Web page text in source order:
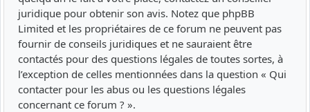
juridique pour obtenir son avis. Notez que phpBB
Limited et les propriétaires de ce forum ne peuvent pas
fournir de conseils juridiques et ne sauraient être
contactés pour des questions légales de toutes sortes, à
l’exception de celles mentionnées dans la question « Qui
contacter pour les abus ou les questions légales
concernant ce forum ? ».